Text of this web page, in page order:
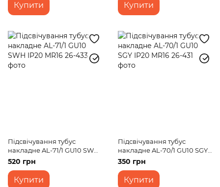
Купити Купити
Підсвічування тубус
накладне AL-71/1 GU10 SWH
IP20 MR16
520 грн
Купити
Підсвічування тубус
накладне AL-70/1 GU10 SGY
IP20 MR16
350 грн
Купити